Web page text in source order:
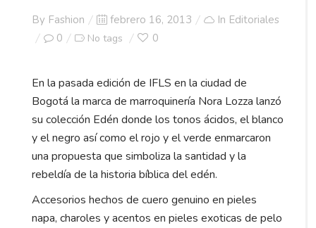
By Fashion
Posted
on
febrero 16, 2013 In Editoriales
0
No tags 0
En la pasada edición de IFLS en la ciudad de
Bogotá la marca de marroquinería Nora Lozza lanzó
su colección Edén donde los tonos ácidos, el blanco
y el negro así como el rojo y el verde enmarcaron
una propuesta que simboliza la santidad y la
rebeldía de la historia bíblica del edén.
Accesorios hechos de cuero genuino en pieles
napa, charoles y acentos en pieles exoticas de pelo